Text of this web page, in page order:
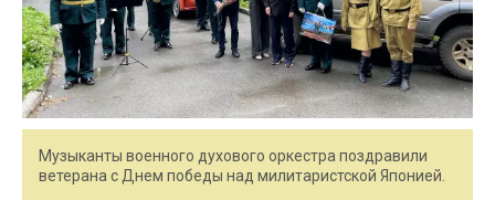
Музыканты военного духового оркестра поздравили
ветерана с Днем победы над милитаристской Японией.